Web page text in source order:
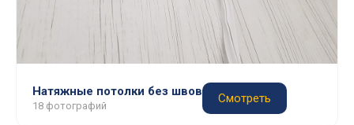
Натяжные потолки без швов
18 фотографий
Смотреть